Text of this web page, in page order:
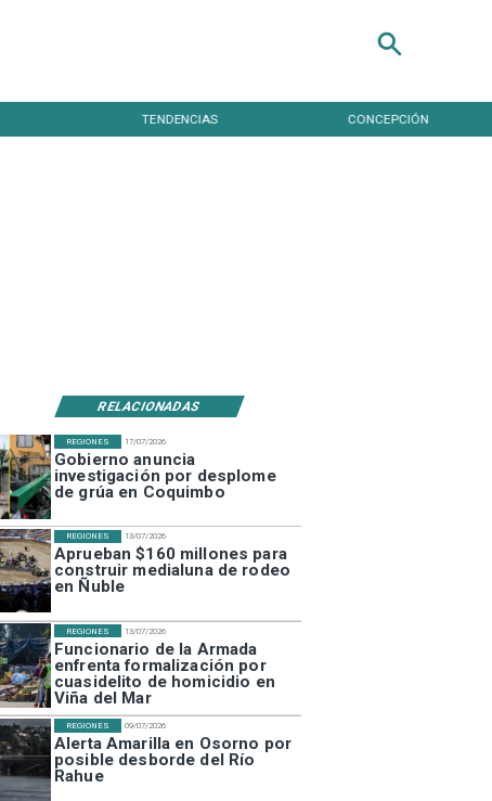
TENDENCIAS CONCEPCIÓN
RELACIONADAS
17/07/2026
Gobierno anuncia
investigación por desplome
de grúa en Coquimbo
REGIONES
13/07/2026
Aprueban $160 millones para
construir medialuna de rodeo
en Ñuble
REGIONES
13/07/2026
Funcionario de la Armada
enfrenta formalización por
cuasidelito de homicidio en
Viña del Mar
REGIONES
09/07/2026
Alerta Amarilla en Osorno por
posible desborde del Río
Rahue
REGIONES